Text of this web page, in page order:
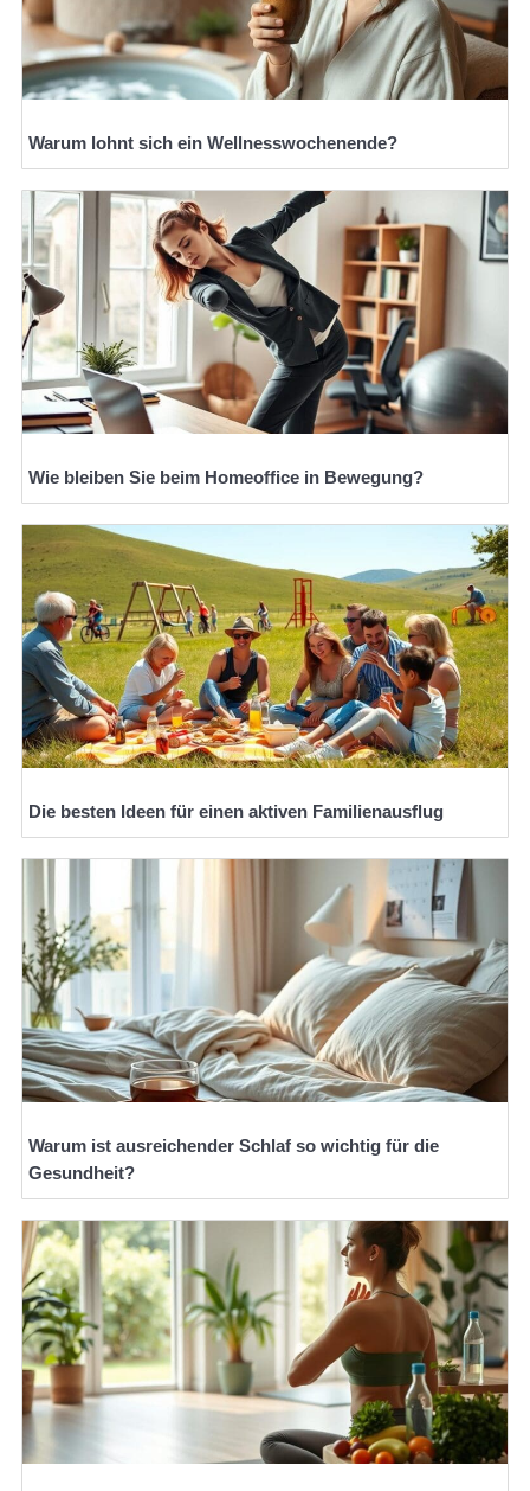
Warum lohnt sich ein Wellnesswochenende?
Wie bleiben Sie beim Homeoffice in Bewegung?
Die besten Ideen für einen aktiven Familienausflug
Warum ist ausreichender Schlaf so wichtig für die
Gesundheit?